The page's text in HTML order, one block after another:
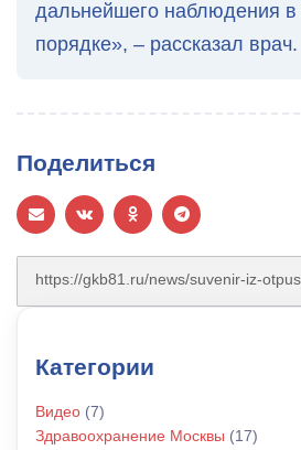
дальнейшего наблюдения
порядке», – рассказал врач.
Поделиться
Категории
Видео (7)
Здравоохранение Москвы (17)